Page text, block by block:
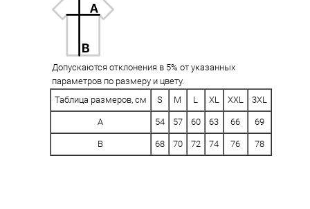
Допускаются отклонения в 5% от указанных
параметров по размеру и цвету.
Таблица размеров, см
S M L XL XXL 3XL
A 54 57 60 63 66 69
B 68 70 72 74 76 78